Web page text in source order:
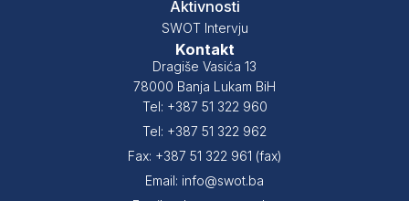
Aktivnosti
SWOT Intervju
Kontakt
Dragiše Vasića 13
78000 Banja Lukam BiH
Tel: +387 51 322 960
Tel: +387 51 322 962
Fax: +387 51 322 961 (fax)
Email: info@swot.ba